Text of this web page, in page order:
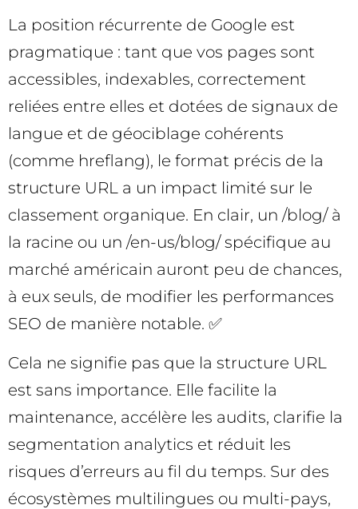
La position récurrente de Google est
pragmatique : tant que vos pages sont
accessibles, indexables, correctement
reliées entre elles et dotées de signaux de
langue et de géociblage cohérents
(comme hreflang), le format précis de la
structure URL a un impact limité sur le
classement organique. En clair, un /blog/ à
la racine ou un /en-us/blog/ spécifique au
marché américain auront peu de chances,
à eux seuls, de modifier les performances
SEO de manière notable. ✅
Cela ne signifie pas que la structure URL
est sans importance. Elle facilite la
maintenance, accélère les audits, clarifie la
segmentation analytics et réduit les
risques d’erreurs au fil du temps. Sur des
écosystèmes multilingues ou multi-pays,